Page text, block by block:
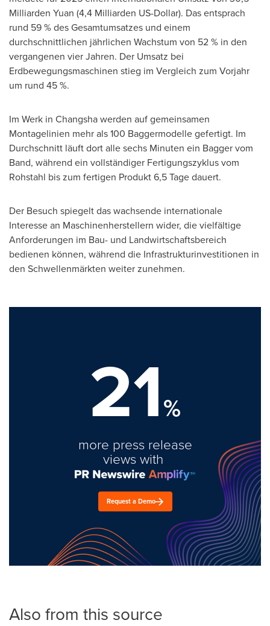
Milliarden Yuan (4,4 Milliarden US-Dollar). Das entsprach
rund 59 % des Gesamtumsatzes und einem
durchschnittlichen jährlichen Wachstum von 52 % in den
vergangenen vier Jahren. Der Umsatz bei
Erdbewegungsmaschinen stieg im Vergleich zum Vorjahr
um rund 45 %.
Im Werk in Changsha werden auf gemeinsamen
Montagelinien mehr als 100 Baggermodelle gefertigt. Im
Durchschnitt läuft dort alle sechs Minuten ein Bagger vom
Band, während ein vollständiger Fertigungszyklus vom
Rohstahl bis zum fertigen Produkt 6,5 Tage dauert.
Der Besuch spiegelt das wachsende internationale
Interesse an Maschinenherstellern wider, die vielfältige
Anforderungen im Bau- und Landwirtschaftsbereich
bedienen können, während die Infrastrukturinvestitionen in
den Schwellenmärkten weiter zunehmen.
21%
more press release
views with
Request a Demo
Also from this source